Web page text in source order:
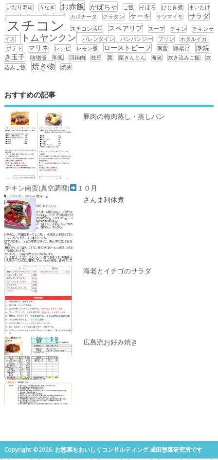
いなり寿司 うなぎ お赤飯 かぼちゃ ご飯 そぼろ ひじき煮
まいたけ
ごはん
アスパラ エビ カポナータ グラタン ケーキ サツマイモ サラダ
スチコン スチコン活用 スペアリブ スープ チキン
チキンラ
イス
トムヤンクン バレンタイン バンバンジー プリン
ホタルイカ
ポテト
マリネ レシピ レモン煮 ローストビーフ 南蛮 厚揚げ
厚焼
き玉子
味噌煮 和風 回鍋肉 枝豆 栗 栗きんとん 海老 炊き込みご飯
炊
込みご飯
焼き物 焼豚
おすすめの記事
豚肉の梅肉蒸し・蒸しパン
チキン南蛮(真空調理)
１０月
さんま利休煮
海老とイチゴのサラダ
広島流お好み焼き
Copyright ©2026. お惣菜をおいしくコンサルティング 成田惣菜研究所です